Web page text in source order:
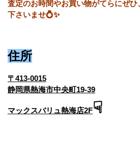
査定のお時間やお買い物がてらにぜひ
下さいませ💍✨
住所
〒413-0015
静岡県熱海市中央町19-39
マックスバリュ熱海店2F☟